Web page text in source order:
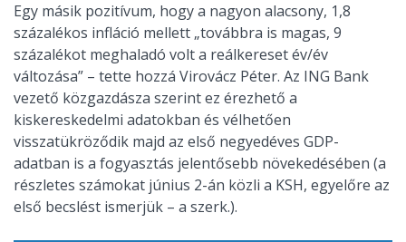
Egy másik pozitívum, hogy a nagyon alacsony, 1,8
százalékos infláció mellett „továbbra is magas, 9
százalékot meghaladó volt a reálkereset év/év
változása” – tette hozzá Virovácz Péter. Az ING Bank
vezető közgazdásza szerint ez érezhető a
kiskereskedelmi adatokban és vélhetően
visszatükröződik majd az első negyedéves GDP-
adatban is a fogyasztás jelentősebb növekedésében (a
részletes számokat június 2-án közli a KSH, egyelőre az
első becslést ismerjük – a szerk.).